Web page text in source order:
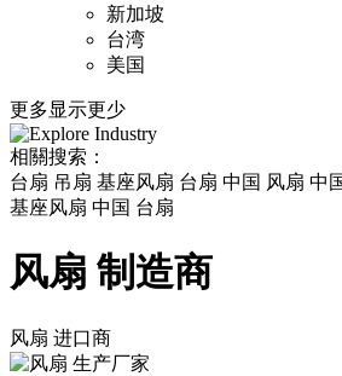
新加坡
台湾
美国
更多显示更少
相關搜索：
台扇 吊扇 基座风扇 台扇 中国 风扇 中
基座风扇 中国 台扇
风扇 制造商
风扇 进口商